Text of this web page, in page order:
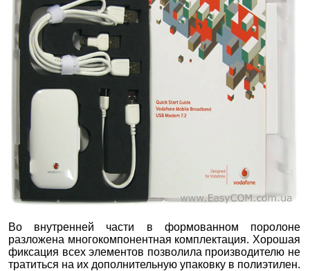
Во внутренней части в формованном поролоне
разложена многокомпонентная комплектация. Хорошая
фиксация всех элементов позволила производителю не
тратиться на их дополнительную упаковку в полиэтилен.